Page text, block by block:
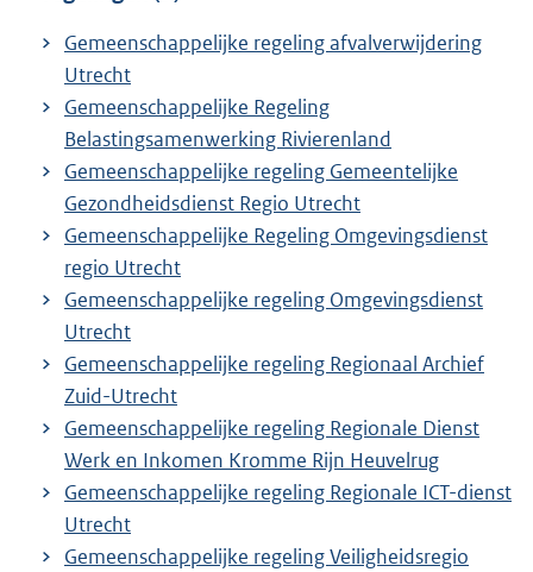
Gemeenschappelijke regeling afvalverwijdering
Utrecht
Gemeenschappelijke Regeling
Belastingsamenwerking Rivierenland
Gemeenschappelijke regeling Gemeentelijke
Gezondheidsdienst Regio Utrecht
Gemeenschappelijke Regeling Omgevingsdienst
regio Utrecht
Gemeenschappelijke regeling Omgevingsdienst
Utrecht
Gemeenschappelijke regeling Regionaal Archief
Zuid-Utrecht
Gemeenschappelijke regeling Regionale Dienst
Werk en Inkomen Kromme Rijn Heuvelrug
Gemeenschappelijke regeling Regionale ICT-dienst
Utrecht
Gemeenschappelijke regeling Veiligheidsregio